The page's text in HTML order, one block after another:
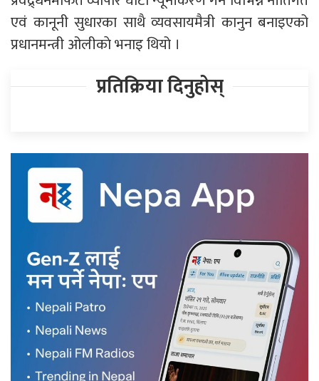
एवं कानूनी सुधारका साथै व्यवसायमैत्री कानुन बनाइएको
प्रधानमन्त्री ओलीकाे भनाइ थियो ।
प्रतिक्रिया दिनुहोस्